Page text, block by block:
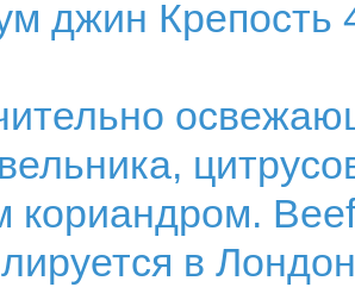
джин Крепость
кориандром.
в